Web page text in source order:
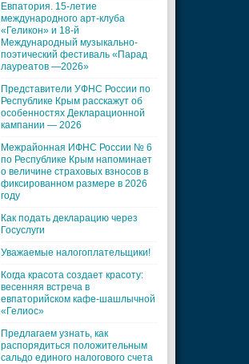
Евпатория. 15-летие
международного арт-клуба
«Геликон» и 18-й
Международный музыкально-
поэтический фестиваль «Парад
лауреатов —2026»
Представители УФНС России по
Республике Крым расскажут об
особенностях Декларационной
кампании — 2026
Межрайонная ИФНС России № 6
по Республике Крым напоминает
о величине страховых взносов в
фиксированном размере в 2026
году
Как подать декларацию через
Госуслуги
Уважаемые налогоплательщики!
Когда красота создает красоту:
весенняя встреча в
евпаторийском кафе-шашлычной
«Гелиос»
Предлагаем узнать, как
распорядиться положительным
сальдо единого налогового счета